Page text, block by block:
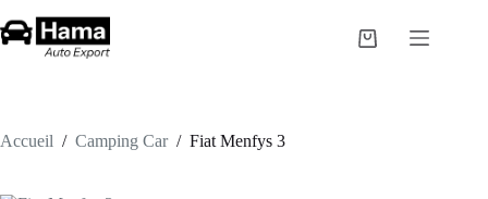
au
contenu
Panier
Accueil / Camping Car / Fiat Menfys 3